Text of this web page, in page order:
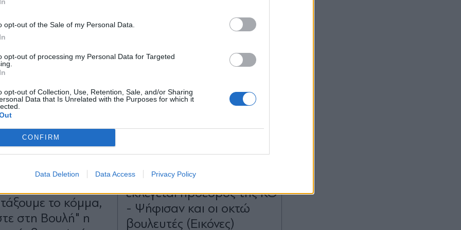
opt-out of the Sale of my Personal Data.
opt-out of processing my Personal Data for Targeted
opt-out of Collection, Use, Retention, Sale, and/or Sharing
Data that Is Unrelated with the Purposes for which it
CONFIRM
Data Deletion Data Access Privacy Policy
18.07.2026 13:01
NEWSROOM
το κόμμα,
στη Βουλή" η
ΣΥΡΙΖΑ: Η Ρένα Δούρου
εκλέγεται πρόεδρος της ΚΟ
- Ψήφισαν και οι οκτώ
βουλευτές (Εικόνες)
Αποδέχομαι τουςόρους χρήσης